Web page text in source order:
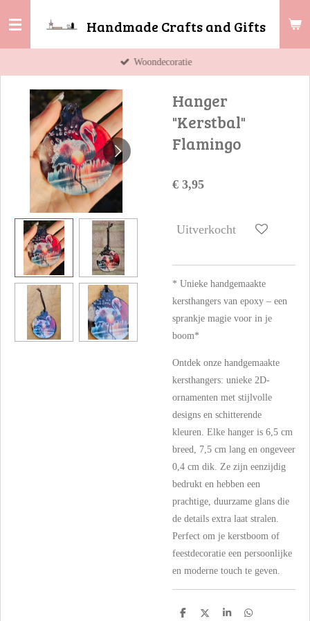
direct
naar
Handmade Crafts and Gifts
Woondecoratie
Hanger
"Kerstbal"
Flamingo
€ 3,95
Uitverkocht
* Unieke handgemaakte
kersthangers van epoxy – een
sprankje magie voor in je
boom*
Ontdek onze handgemaakte
kersthangers: unieke 2D-
ornamenten met stijlvolle
designs en schitterende
kleuren. Elke hanger is 6,5 cm
breed, 7,5 cm lang en ongeveer
0,4 cm dik. Ze zijn eenzijdig
bedrukt en hebben een
prachtige, duurzame glans die
de details extra laat stralen.
Perfect om je kerstboom of
feestdecoratie een persoonlijke
en moderne touch te geven.
D D S D